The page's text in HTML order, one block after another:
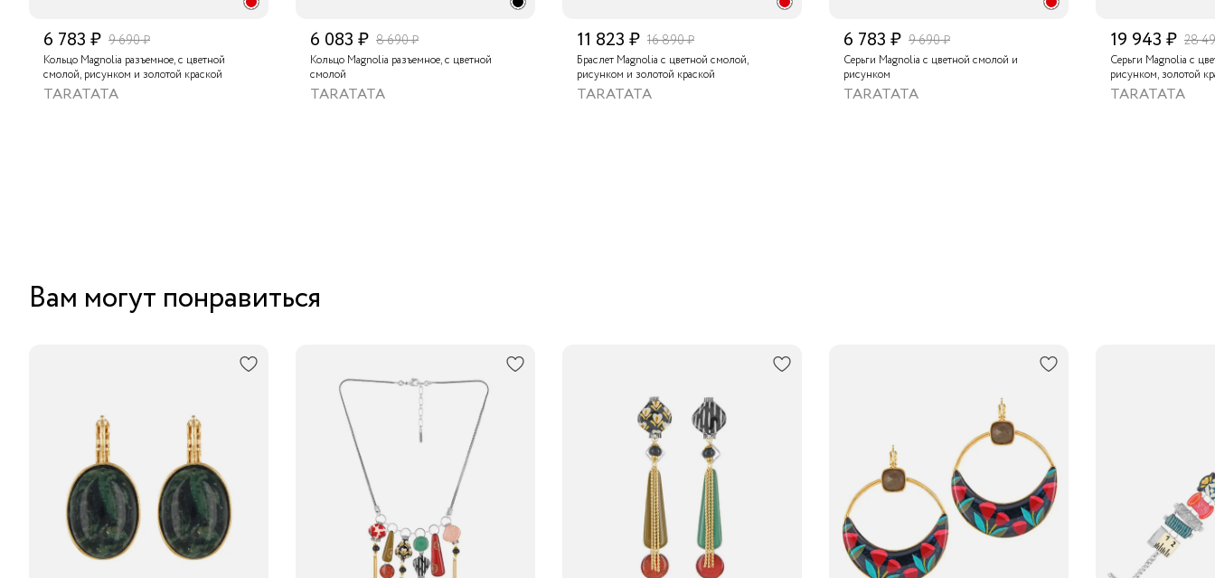
6 783 ₽ 9 690 ₽
Кольцо Magnolia разъемное, с цветной
смолой, рисунком и золотой краской
TARATATA
6 083 ₽ 8 690 ₽
Кольцо Magnolia разъемное, с цветной
смолой
TARATATA
11 823 ₽ 16 890 ₽
Браслет Magnolia с цветной смолой,
рисунком и золотой краской
TARATATA
6 783 ₽ 9 690 ₽
Серьги Magnolia с цветной смолой и
рисунком
TARATATA
19 943 ₽ 28
Серьги Magnolia с
рисунком, золотой
бусинами
TARATATA
Вам могут понравиться